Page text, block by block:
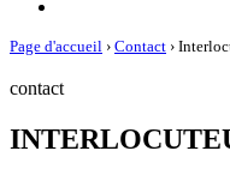
Page d'accueil › Contact ›
contact